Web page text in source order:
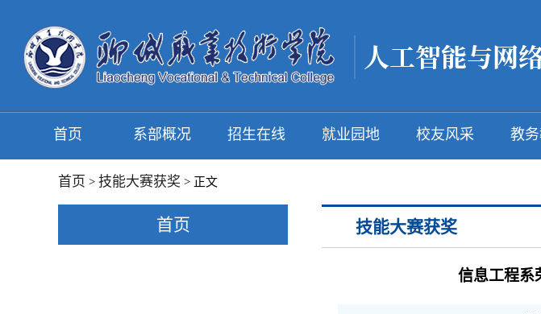
首页 系部概况 招生在线 就业园地 校友风采 教
首页 > 技能大赛获奖 > 正文
首页 技能大赛获奖
信息工程系